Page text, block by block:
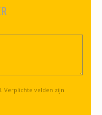
Verplichte velden zijn